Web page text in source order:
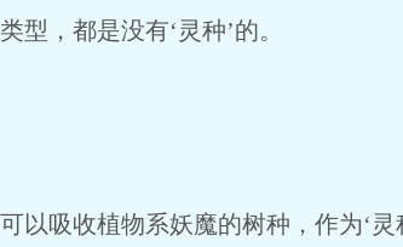
，都是没有‘灵种’的。
吸收植物系妖魔的树种，作为‘灵